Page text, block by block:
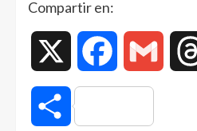
Compartir en:
Facebook Gmail
Compartir